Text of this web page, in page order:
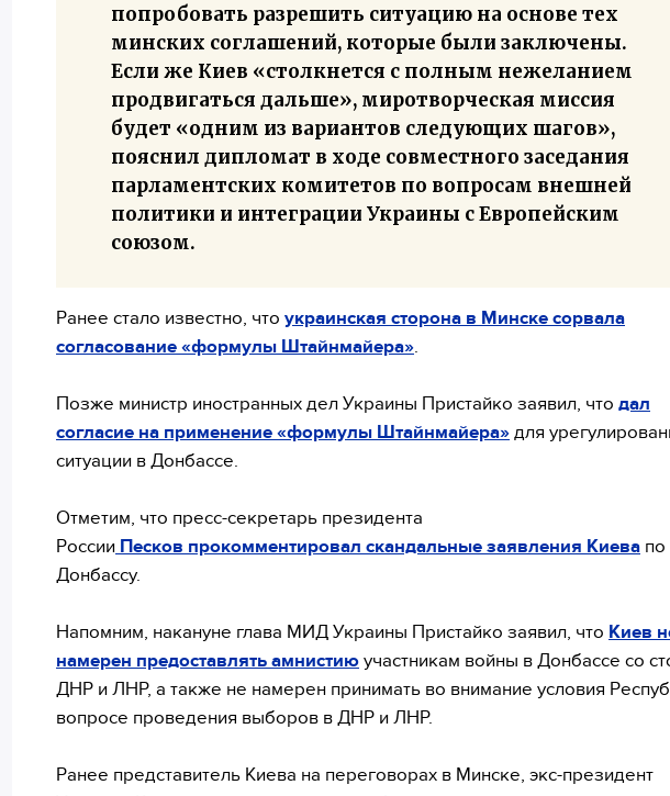
попробовать разрешить ситуацию на основе тех
минских соглашений, которые были заключены.
Если же Киев «столкнется с полным нежеланием
продвигаться дальше», миротворческая миссия
будет «одним из вариантов следующих шагов»,
пояснил дипломат в ходе совместного заседания
парламентских комитетов по вопросам внешней
политики и интеграции Украины с Европейским
союзом.
Ранее стало известно, что украинская сторона в Минске сорвала
согласование «формулы Штайнмайера»
Позже министр иностранных дел Украины Пристайко заявил, что дал
согласие на применение «формулы Штайнмайера» для
ситуации в Донбассе.
Отметим, что пресс-секретарь президента
России Песков прокомментировал скандальные заявления Киева по
Донбассу.
Напомним, накануне глава МИД Украины Пристайко заявил, что Киев
намерен предоставлять амнистию участникам войны в Донбассе со
ДНР и ЛНР, а также не намерен принимать во внимание условия
вопросе проведения выборов в ДНР и ЛНР.
Ранее представитель Киева на переговорах в Минске, экс-президент